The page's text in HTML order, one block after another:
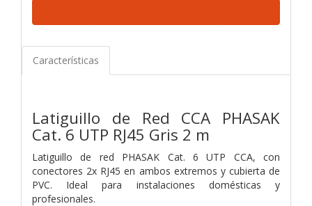
Características
Latiguillo de Red CCA PHASAK
Cat. 6 UTP RJ45 Gris 2 m
Latiguillo de red PHASAK Cat. 6 UTP CCA, con
conectores 2x RJ45 en ambos extremos y cubierta de
PVC. Ideal para instalaciones domésticas y
profesionales.